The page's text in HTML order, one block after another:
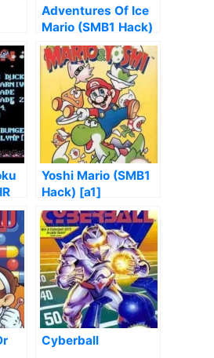
Adventures Of Ice
Mario (SMB1 Hack)
Yoshi Mario (SMB1
Hack) [a1]
Cyberball